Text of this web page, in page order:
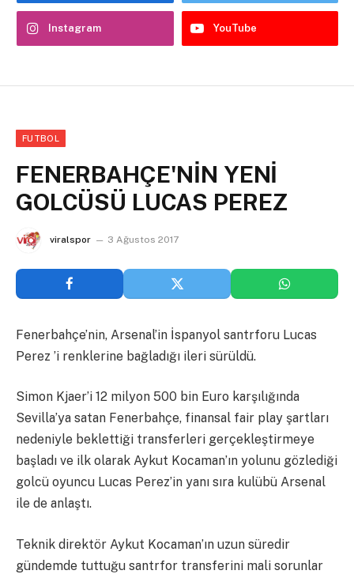
Instagram YouTube
FUTBOL
FENERBAHÇE'NİN YENİ
GOLCÜSÜ LUCAS PEREZ
viralspor 3 Ağustos 2017
Fenerbahçe’nin, Arsenal’in İspanyol santrforu Lucas
Perez ’i renklerine bağladığı ileri sürüldü.
Simon Kjaer’i 12 milyon 500 bin Euro karşılığında
Sevilla’ya satan Fenerbahçe, finansal fair play şartları
nedeniyle beklettiği transferleri gerçekleştirmeye
başladı ve ilk olarak Aykut Kocaman’ın yolunu gözlediği
golcü oyuncu Lucas Perez’in yanı sıra kulübü Arsenal
ile de anlaştı.
Teknik direktör Aykut Kocaman’ın uzun süredir
gündemde tuttuğu santrfor transferini mali sorunlar